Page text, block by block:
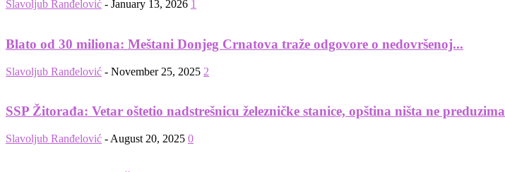
Slavoljub Ranđelović - January 13, 2026 1
Blato od 30 miliona: Meštani Donjeg Crnatova traže odgovore o nedovršenoj...
Slavoljub Ranđelović - November 25, 2025 2
SSP Žitorađa: Vetar oštetio nadstrešnicu železničke stanice, opština ništa ne preduzima
Slavoljub Ranđelović - August 20, 2025 0